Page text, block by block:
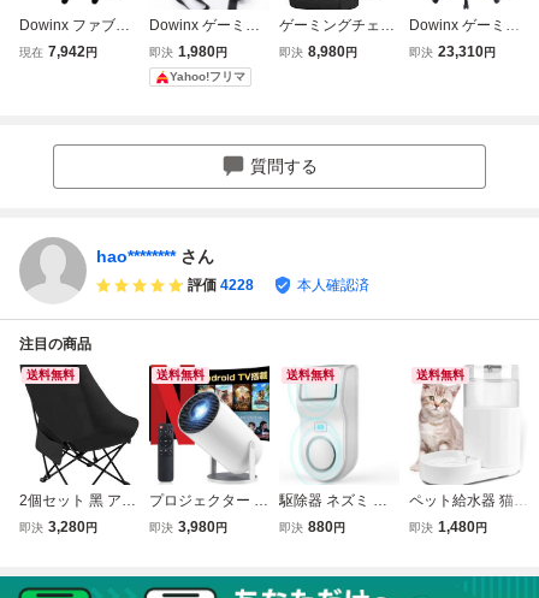
Dowinx ファブリ
ック ゲーミングチ
現在 7,942円
Dowinx ゲーミン
グチェア ランバー
サポート マッサー
ジ振動機能付クッ
即決 1,980円
Yahoo!フリマ
ゲーミングチェア
オットマン付き 座
グチェア パソコン
チェア
即決 8,980円
Dowinx ゲーミン
グチェア ファブリ
即決 23,310円
質問する
hao******** さん
評価 4228 本人確認済
注目の商品
送料無料
2個セット 黑 アウ
トドアチェア 背凭
ア
即決 3,280円
送料無料
プロジェクター 家
庭用 小型
即決 3,980円
送料無料
駆除器 ネズミ 駆
除 超音波 電磁波
波+6種類の超音波
即決 880円
送料無料
ペット給水器 猫・
犬給水器 自動給水
即決 1,480円